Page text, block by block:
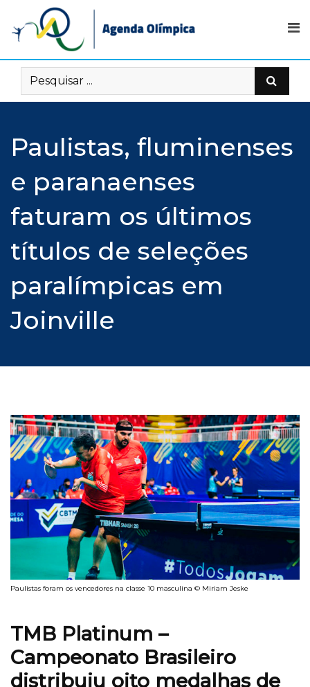
content
Paulistas, fluminenses
e paranaenses
faturam os últimos
títulos de seleções
paralímpicas em
Joinville
Paulistas foram os vencedores na classe 10 masculina © Miriam Jeske
TMB Platinum –
Campeonato Brasileiro
distribuiu oito medalhas de